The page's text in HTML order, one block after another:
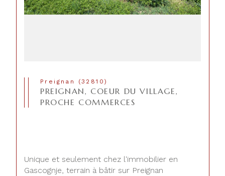
Preignan (32810)
PREIGNAN, COEUR DU VILLAGE,
PROCHE COMMERCES
Unique et seulement chez l'immobilier en
Gascognje, terrain à bâtir sur Preignan